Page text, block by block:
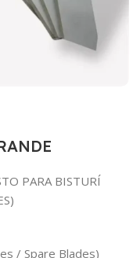
PARA BISTURÍ
/ Spare Blades)